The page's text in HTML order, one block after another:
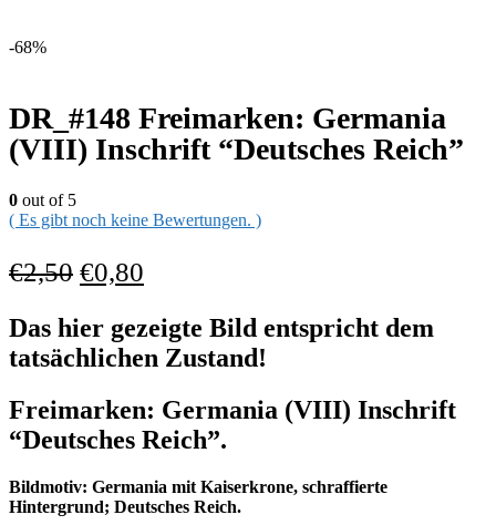
-68%
DR_#148 Freimarken: Germania
(VIII) Inschrift “Deutsches Reich”
0 out of 5
( Es gibt noch keine Bewertungen. )
€2,50 €0,80
Das hier gezeigte Bild entspricht dem
tatsächlichen Zustand!
Freimarken: Germania (VIII) Inschrift
“Deutsches Reich”.
Bildmotiv: Germania mit Kaiserkrone, schraffierte
Hintergrund; Deutsches Reich.